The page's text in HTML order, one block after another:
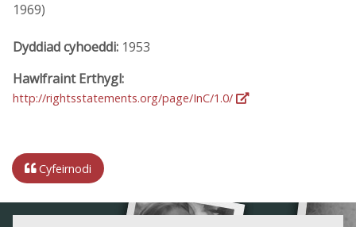
1969)
Dyddiad cyhoeddi: 1953
Hawlfraint Erthygl:
http://rightsstatements.org/page/InC/1.0/
Cyfeirnodi